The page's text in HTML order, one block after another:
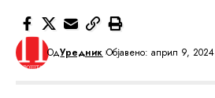
ОдУредник Објавено: април 9, 2024